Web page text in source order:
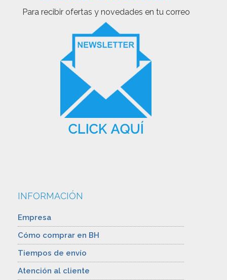
Para recibir ofertas y novedades en tu correo
INFORMACIÓN
Empresa
Cómo comprar en BH
Tiempos de envío
Atención al cliente